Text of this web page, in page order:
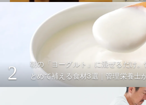
2
朝の「ヨーグルト」に混ぜるだけ
とめて補える食材3選｜管理栄養士